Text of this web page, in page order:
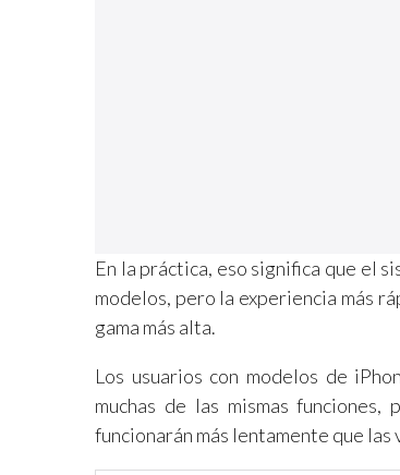
En la práctica, eso significa que el
modelos, pero la experiencia más
gama más alta.
Los usuarios con modelos de
muchas de las mismas
funcionarán más lentamente que